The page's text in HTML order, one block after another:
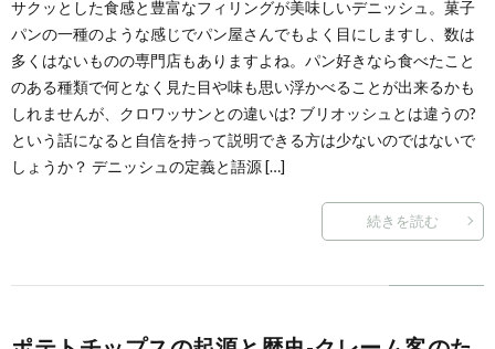
サクッとした食感と豊富なフィリングが美味しいデニッシュ。菓子
パンの一種のような感じでパン屋さんでもよく目にしますし、数は
多くはないものの専門店もありますよね。パン好きなら食べたこと
のある種類で何となく見た目や味も思い浮かべることが出来るかも
しれませんが、クロワッサンとの違いは? ブリオッシュとは違うの?
という話になると自信を持って説明できる方は少ないのではないで
しょうか？ デニッシュの定義と語源 […]
続きを読む